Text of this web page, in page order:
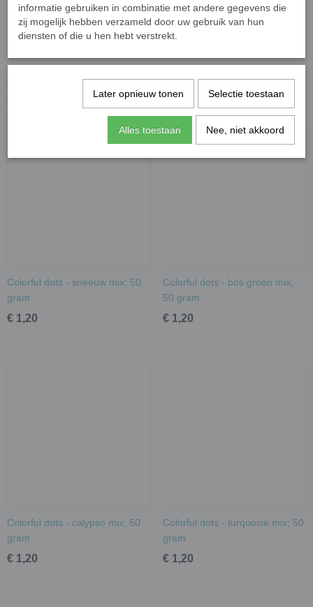
0,06 Kg
Colorful dots - sneeuw mix; 50
gram
€ 1,20
Colorful dots - bos groen mix;
50 gram
€ 1,20
Colorful dots - calypso mix; 50
gram
€ 1,20
Colorful dots - turquoise mix; 50
gram
€ 1,20
informatie gebruiken in combinatie met andere gegevens die
zij mogelijk hebben verzameld door uw gebruik van hun
diensten of die u hen hebt verstrekt.
Later opnieuw tonen Selectie toestaan
Alles toestaan Nee, niet akkoord